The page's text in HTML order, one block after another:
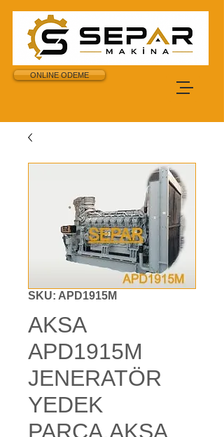
ONLINE ODEME
SKU: APD1915M
AKSA
APD1915M
JENERATÖR
YEDEK
PARÇA,AKSA